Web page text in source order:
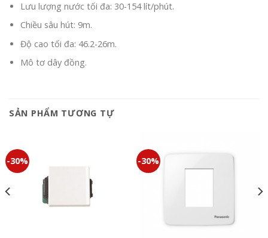
Lưu lượng nước tối đa: 30-154 lít/phút.
Chiều sâu hút: 9m.
Độ cao tối đa: 46.2-26m.
Mô tơ dây đồng.
SẢN PHẨM TƯƠNG TỰ
-30% -30%